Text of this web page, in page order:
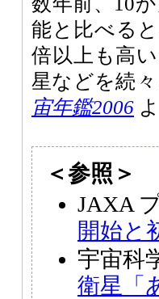
能と比べる
倍以上も高
星などを続
宙年鑑2006
＜参照＞
JAXA
開始と
宇宙科
衛星「